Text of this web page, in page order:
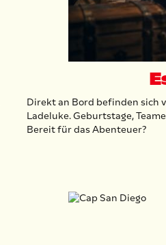
Direkt an Bord befinden sich
Ladeluke. Geburtstage,
Bereit für das Abenteuer?